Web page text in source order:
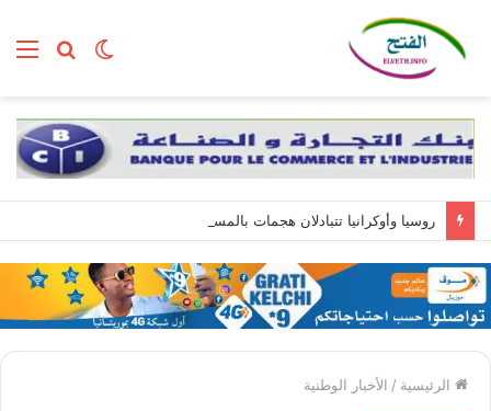
بحث الوضع
الرئيسية / الأخبار الوطنية